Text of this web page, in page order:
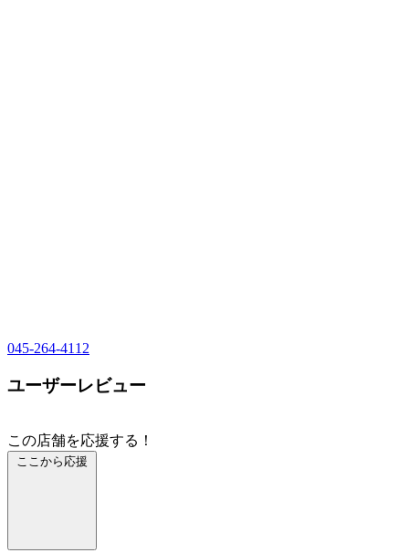
045-264-4112
ユーザーレビュー
この店舗を応援する！
ここから応援